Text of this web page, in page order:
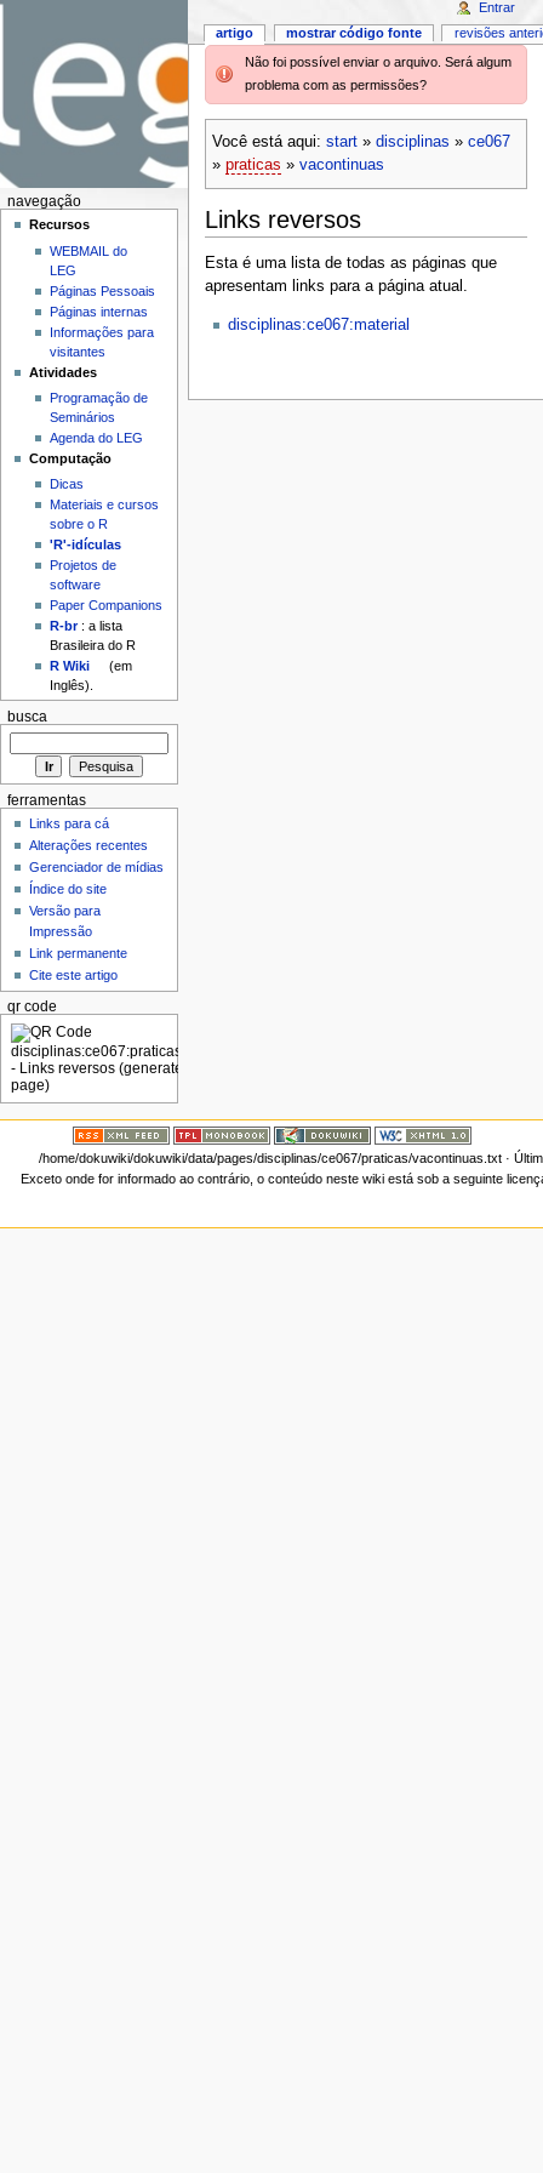
Não foi possível enviar o arquivo. Será algum
problema com as permissões?
Você está aqui: start» disciplinas » ce067
» praticas » vacontinuas
Links reversos
Esta é uma lista de todas as páginas que
apresentam links para a página atual.
disciplinas:ce067:material
artigo mostrar código fonte revisões
Entrar
navegação
Recursos
WEBMAIL do
LEG
Páginas Pessoais
Páginas internas
Informações para
visitantes
Atividades
Programação de
Seminários
Agenda do LEG
Computação
Dicas
Materiais e cursos
sobre o R
'R'-idículas
Projetos de
software
Paper Companions
R-br: a lista
Brasileira do R
R Wiki
(em
Inglês).
busca
ferramentas
Links para cá
Alterações recentes
Gerenciador de mídias
Índice do site
Versão para
Impressão
Link permanente
Cite este artigo
qr code
/home/dokuwiki/dokuwiki/data/pages/disciplinas/ce067/praticas/vacontinuas.txt·
Exceto onde for informado ao contrário, o conteúdo neste wiki está sob a seguinte